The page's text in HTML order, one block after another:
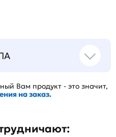
Вам продукт - это значит,
на заказ.